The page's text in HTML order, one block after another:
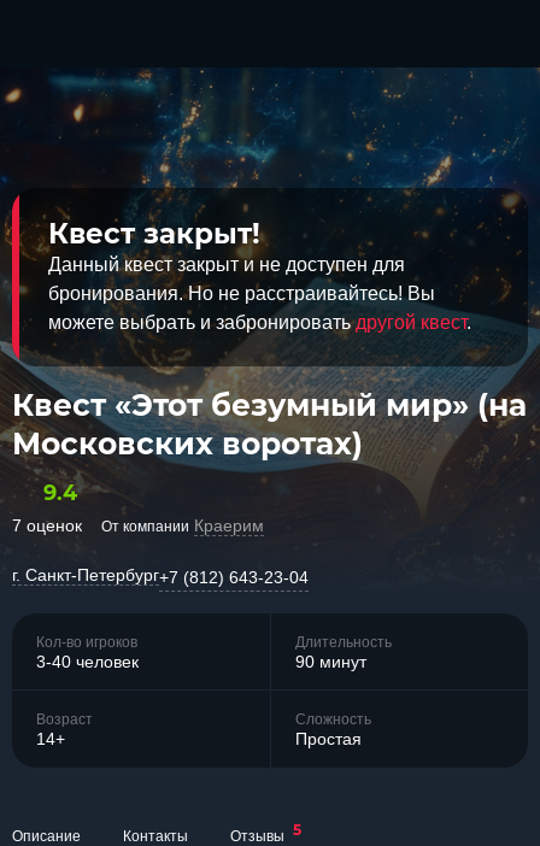
Квест закрыт!
Данный квест закрыт и не доступен для
бронирования. Но не расстраивайтесь! Вы
можете выбрать и забронироватьдругой квест.
Квест «Этот безумный мир» (на
Московских воротах)
9.4
7 оценок От компании Краерим
г. Санкт-Петербург+7 (812) 643-23-04
Кол-во игроков
3-40 человек
Длительность
90 минут
Возраст
14+
Сложность
Простая
Описание Контакты Отзывы 5